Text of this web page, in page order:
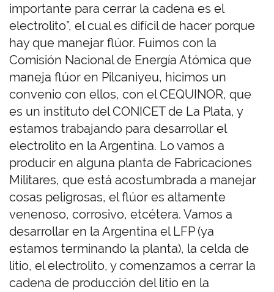
importante para cerrar la cadena es el
electrolito”, el cual es difícil de hacer porque
hay que manejar flúor. Fuimos con la
Comisión Nacional de Energía Atómica que
maneja flúor en Pilcaniyeu, hicimos un
convenio con ellos, con el CEQUINOR, que
es un instituto del CONICET de La Plata, y
estamos trabajando para desarrollar el
electrolito en la Argentina. Lo vamos a
producir en alguna planta de Fabricaciones
Militares, que está acostumbrada a manejar
cosas peligrosas, el flúor es altamente
venenoso, corrosivo, etcétera. Vamos a
desarrollar en la Argentina el LFP (ya
estamos terminando la planta), la celda de
litio, el electrolito, y comenzamos a cerrar la
cadena de producción del litio en la